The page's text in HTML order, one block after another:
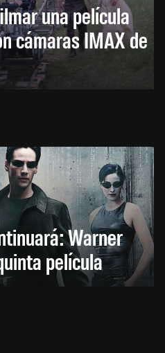
una película
cámaras IMAX de
Warner
película